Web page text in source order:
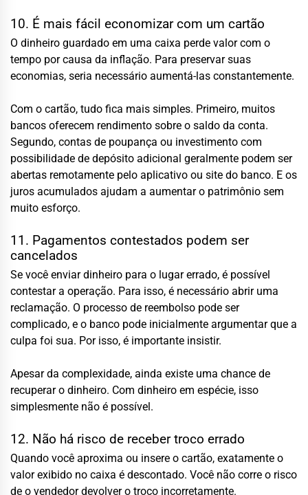
10. É mais fácil economizar com um cartão
O dinheiro guardado em uma caixa perde valor com o
tempo por causa da inflação. Para preservar suas
economias, seria necessário aumentá-las constantemente.
Com o cartão, tudo fica mais simples. Primeiro, muitos
bancos oferecem rendimento sobre o saldo da conta.
Segundo, contas de poupança ou investimento com
possibilidade de depósito adicional geralmente podem ser
abertas remotamente pelo aplicativo ou site do banco. E os
juros acumulados ajudam a aumentar o patrimônio sem
muito esforço.
11. Pagamentos contestados podem ser
cancelados
Se você enviar dinheiro para o lugar errado, é possível
contestar a operação. Para isso, é necessário abrir uma
reclamação. O processo de reembolso pode ser
complicado, e o banco pode inicialmente argumentar que a
culpa foi sua. Por isso, é importante insistir.
Apesar da complexidade, ainda existe uma chance de
recuperar o dinheiro. Com dinheiro em espécie, isso
simplesmente não é possível.
12. Não há risco de receber troco errado
Quando você aproxima ou insere o cartão, exatamente o
valor exibido no caixa é descontado. Você não corre o risco
de o vendedor devolver o troco incorretamente.